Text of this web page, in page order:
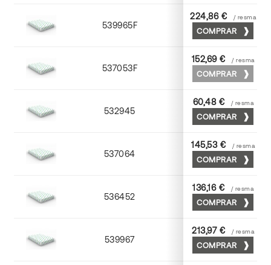
539965F 65 x 90
224,86 € / resma
COMPRAR
537053F 53 x 75
152,69 € / resma
COMPRAR
532945 45 x 64
60,48 € / resma
COMPRAR
537064 63 x 88
145,53 € / resma
COMPRAR
536452 52 x 70
136,16 € / resma
COMPRAR
539967 65 x 90
213,97 € / resma
COMPRAR